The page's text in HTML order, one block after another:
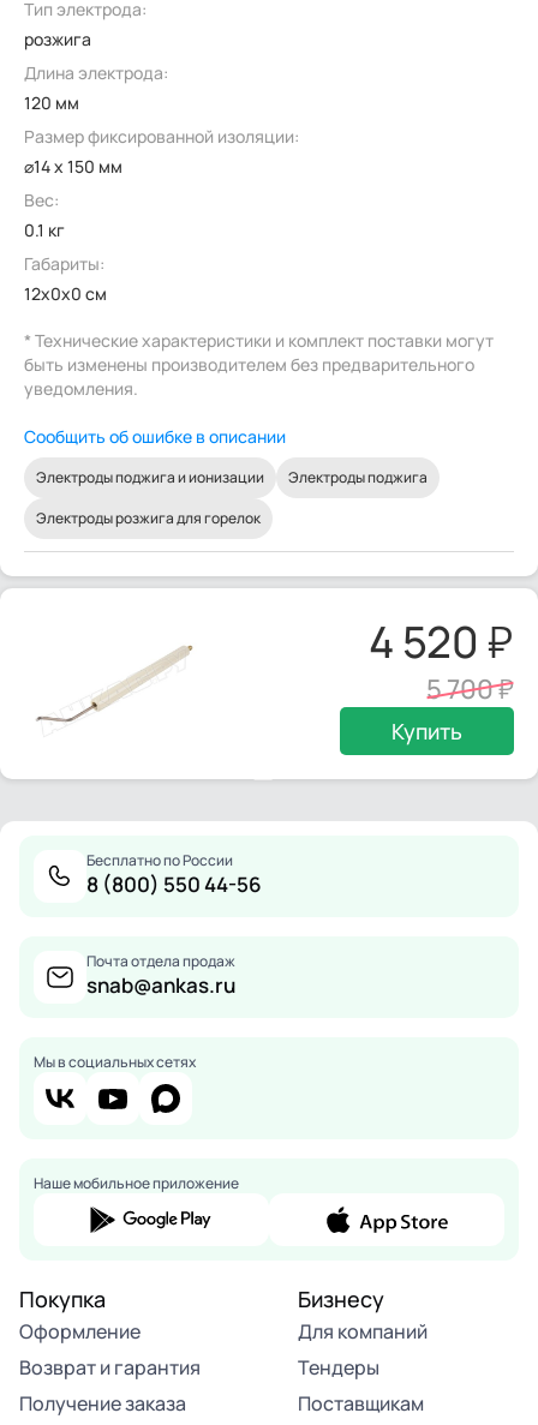
Тип электрода:
розжига
Длина электрода:
120 мм
Размер фиксированной изоляции:
⌀14 x 150 мм
Вес:
0.1 кг
Габариты:
12x0x0 см
* Технические характеристики и комплект поставки могут
быть изменены производителем без предварительного
уведомления.
Сообщить об ошибке в описании
Электроды поджига и ионизации
Электроды поджига
Электроды розжига для горелок
4 520
5 700
Купить
Бесплатно по России
8 (800) 550 44-56
Почта отдела продаж
snab@ankas.ru
Мы в социальных сетях
Наше мобильное приложение
Покупка
Оформление
Возврат и гарантия
Получение заказа
Бизнесу
Для компаний
Тендеры
Поставщикам